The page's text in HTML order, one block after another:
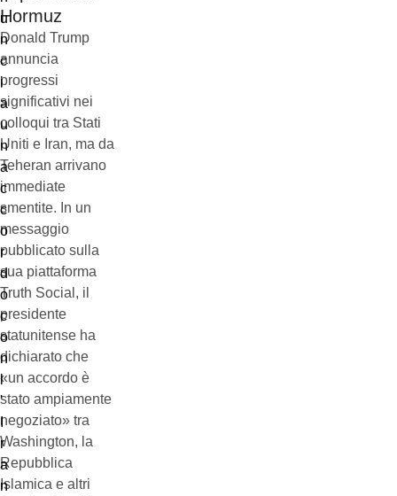
Hormuz
Donald Trump
annuncia
progressi
significativi nei
colloqui tra Stati
Uniti e Iran, ma da
Teheran arrivano
immediate
smentite. In un
messaggio
pubblicato sulla
sua piattaforma
Truth Social, il
presidente
statunitense ha
dichiarato che
«un accordo è
stato ampiamente
negoziato» tra
Washington, la
Repubblica
Islamica e altri